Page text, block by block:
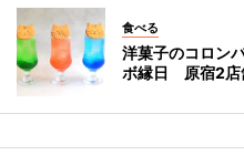
食べる
洋菓子のコロン
ボ縁日 原宿2店